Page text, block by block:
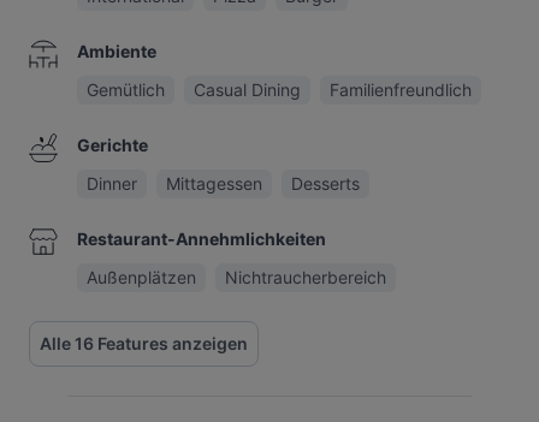
Ambiente
Gemütlich
Casual Dining Familienfreundlich
Gerichte
Dinner
Mittagessen Desserts
Restaurant-Annehmlichkeiten
Außenplätzen
Nichtraucherbereich
Alle 16 Features anzeigen